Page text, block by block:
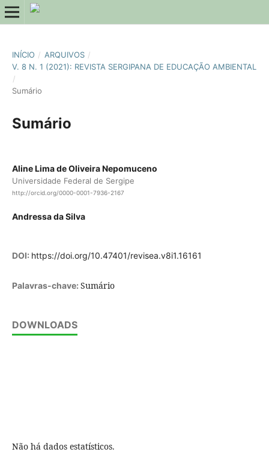
INÍCIO / ARQUIVOS /
V. 8 N. 1 (2021): REVISTA SERGIPANA DE EDUCAÇÃO AMBIENTAL
/
Sumário
Sumário
Aline Lima de Oliveira Nepomuceno
Universidade Federal de Sergipe
http://orcid.org/0000-0001-7936-2167
Andressa da Silva
DOI: https://doi.org/10.47401/revisea.v8i1.16161
Palavras-chave: Sumário
DOWNLOADS
Não há dados estatísticos.